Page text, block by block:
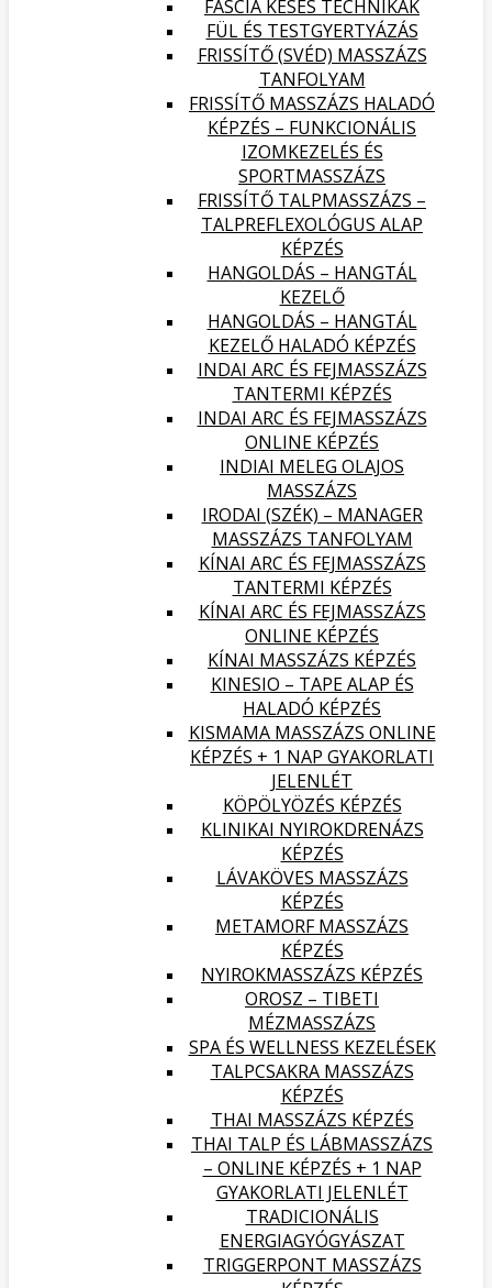
FASCIA KÉSES TECHNIKÁK
FÜL ÉS TESTGYERTYÁZÁS
FRISSÍTŐ (SVÉD) MASSZÁZS
TANFOLYAM
FRISSÍTŐ MASSZÁZS HALADÓ
KÉPZÉS – FUNKCIONÁLIS
IZOMKEZELÉS ÉS
SPORTMASSZÁZS
FRISSÍTŐ TALPMASSZÁZS –
TALPREFLEXOLÓGUS ALAP
KÉPZÉS
HANGOLDÁS – HANGTÁL
KEZELŐ
HANGOLDÁS – HANGTÁL
KEZELŐ HALADÓ KÉPZÉS
INDAI ARC ÉS FEJMASSZÁZS
TANTERMI KÉPZÉS
INDAI ARC ÉS FEJMASSZÁZS
ONLINE KÉPZÉS
INDIAI MELEG OLAJOS
MASSZÁZS
IRODAI (SZÉK) – MANAGER
MASSZÁZS TANFOLYAM
KÍNAI ARC ÉS FEJMASSZÁZS
TANTERMI KÉPZÉS
KÍNAI ARC ÉS FEJMASSZÁZS
ONLINE KÉPZÉS
KÍNAI MASSZÁZS KÉPZÉS
KINESIO – TAPE ALAP ÉS
HALADÓ KÉPZÉS
KISMAMA MASSZÁZS ONLINE
KÉPZÉS + 1 NAP GYAKORLATI
JELENLÉT
KÖPÖLYÖZÉS KÉPZÉS
KLINIKAI NYIROKDRENÁZS
KÉPZÉS
LÁVAKÖVES MASSZÁZS
KÉPZÉS
METAMORF MASSZÁZS
KÉPZÉS
NYIROKMASSZÁZS KÉPZÉS
OROSZ – TIBETI
MÉZMASSZÁZS
SPA ÉS WELLNESS KEZELÉSEK
TALPCSAKRA MASSZÁZS
KÉPZÉS
THAI MASSZÁZS KÉPZÉS
THAI TALP ÉS LÁBMASSZÁZS
– ONLINE KÉPZÉS + 1 NAP
GYAKORLATI JELENLÉT
TRADICIONÁLIS
ENERGIAGYÓGYÁSZAT
TRIGGERPONT MASSZÁZS